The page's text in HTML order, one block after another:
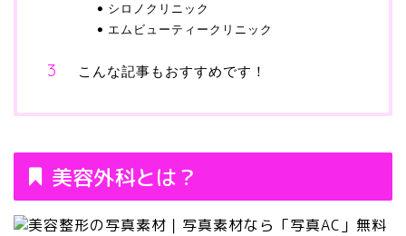
シロノクリニック
エムビューティークリニック
こんな記事もおすすめです！
美容外科とは？